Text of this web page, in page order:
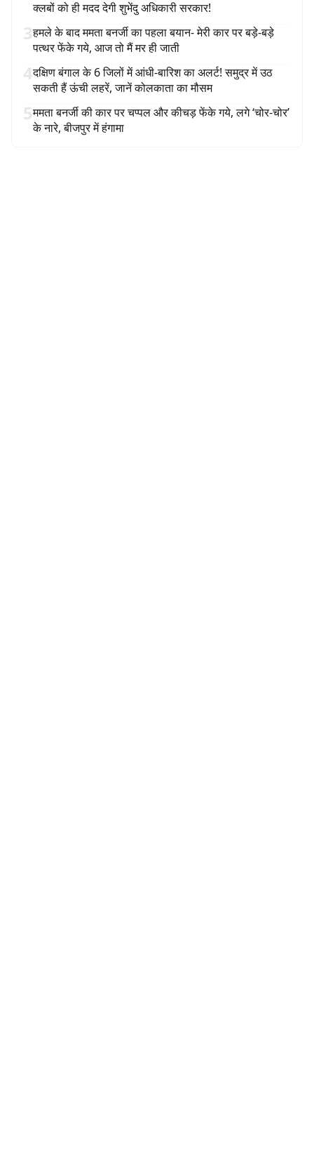
क्लबों को ही मदद देगी शुभेंदु अधिकारी सरकार!
3हमले के बाद ममता बनर्जी का पहला बयान- मेरी कार पर बड़े-बड़े
पत्थर फेंके गये, आज तो मैं मर ही जाती
4दक्षिण बंगाल के 6 जिलों में आंधी-बारिश का अलर्ट! समुद्र में उठ
सकती हैं ऊंची लहरें, जानें कोलकाता का मौसम
5ममता बनर्जी की कार पर चप्पल और कीचड़ फेंके गये, लगे ‘चोर-चोर’
के नारे, बीजपुर में हंगामा